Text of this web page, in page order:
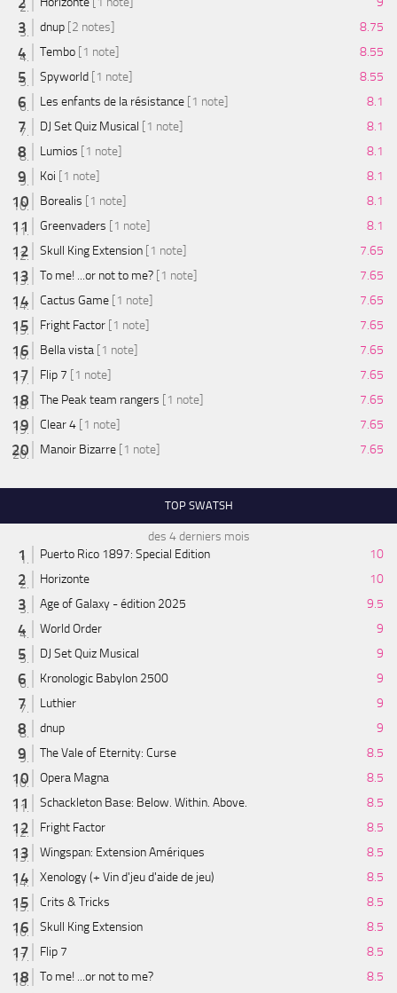
dnup [2 notes]
8.75
Tembo [1 note]
8.55
Spyworld [1 note]
8.55
Les enfants de la résistance [1 note]
8.1
DJ Set Quiz Musical [1 note]
8.1
Lumios [1 note]
8.1
Koi [1 note]
8.1
Borealis [1 note]
8.1
Greenvaders [1 note]
8.1
Skull King Extension [1 note]
7.65
To me! ...or not to me? [1 note]
7.65
Cactus Game [1 note]
7.65
Fright Factor [1 note]
7.65
Bella vista [1 note]
7.65
Flip 7 [1 note]
7.65
The Peak team rangers [1 note]
7.65
Clear 4 [1 note]
7.65
Manoir Bizarre [1 note] 7.65
TOP SWATSH
des 4 derniers mois
Puerto Rico 1897: Special Edition
10
Horizonte
10
Age of Galaxy - édition 2025
9.5
World Order
9
DJ Set Quiz Musical
9
Kronologic Babylon 2500
9
Luthier
9
dnup
9
The Vale of Eternity: Curse
8.5
Opera Magna
8.5
Schackleton Base: Below. Within. Above.
8.5
Fright Factor
8.5
Wingspan: Extension Amériques
8.5
Xenology (+ Vin d'jeu d'aide de jeu)
8.5
Crits & Tricks
8.5
Skull King Extension
8.5
Flip 7
8.5
To me! ...or not to me?
8.5